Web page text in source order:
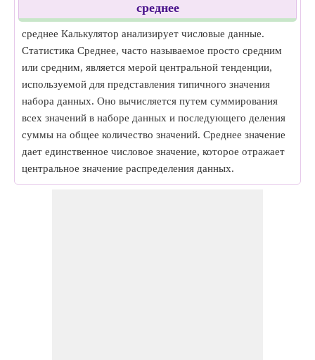
среднее
среднее Калькулятор анализирует числовые данные.
Статистика Среднее, часто называемое просто средним
или средним, является мерой центральной тенденции,
используемой для представления типичного значения
набора данных. Оно вычисляется путем суммирования
всех значений в наборе данных и последующего деления
суммы на общее количество значений. Среднее значение
дает единственное числовое значение, которое отражает
центральное значение распределения данных.